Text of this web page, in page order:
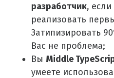
разработчик,
реализовать
Затипизировать
Вас не проблема;
Вы Middle
умеете